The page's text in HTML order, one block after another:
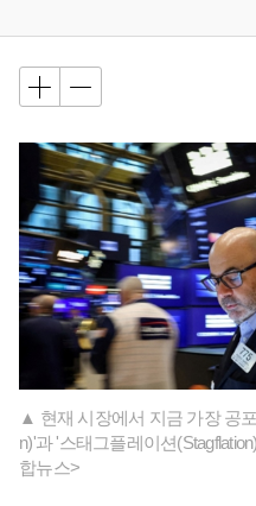
▲ 현재 시장에서 지금 가장 공
n)'과 '스태그플레이션
합뉴스>